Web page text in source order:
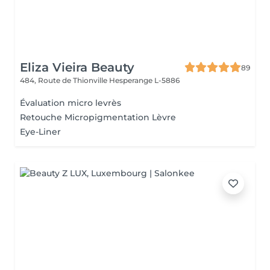
Eliza Vieira Beauty
89
484, Route de Thionville Hesperange L-5886
Évaluation micro levrès
Retouche Micropigmentation Lèvre
Eye-Liner